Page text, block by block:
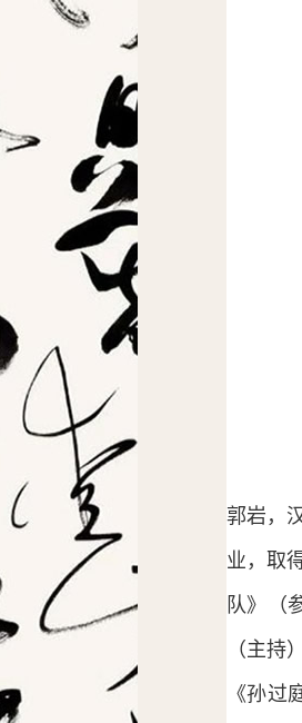
郭岩，
业，取
队》（
（主持
《孙过